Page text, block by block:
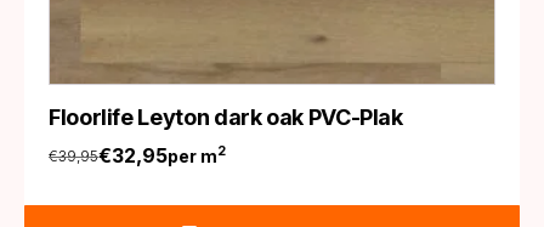
Floorlife Leyton dark oak PVC-Plak
€39,95
Oorspronkelijke
prijs
€32,95
Huidige
prijs
per m2